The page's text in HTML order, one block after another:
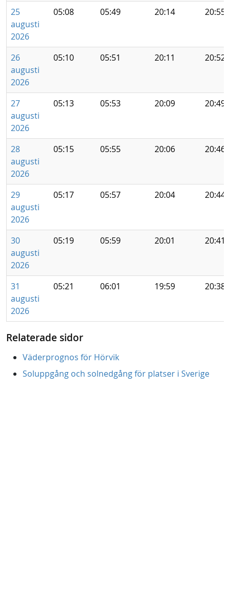
25
augusti
2026
05:08 05:49 20:14 20:55
26
augusti
2026
05:10 05:51 20:11 20:52
27
augusti
2026
05:13 05:53 20:09 20:49
28
augusti
2026
05:15 05:55 20:06 20:46
29
augusti
2026
05:17 05:57 20:04 20:44
30
augusti
2026
05:19 05:59 20:01 20:41
31
augusti
2026
05:21 06:01 19:59 20:38
Relaterade sidor
Väderprognos för Hörvik
Soluppgång och solnedgång för platser i Sverige